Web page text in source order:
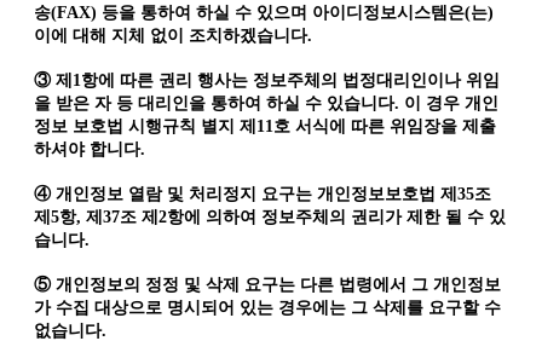
송(FAX) 등을 통하여 하실 수 있으며 아이디정보시스템은(는)
이에 대해 지체 없이 조치하겠습니다.
③ 제1항에 따른 권리 행사는 정보주체의 법정대리인이나 위임
을 받은 자 등 대리인을 통하여 하실 수 있습니다. 이 경우 개인
정보 보호법 시행규칙 별지 제11호 서식에 따른 위임장을 제출
하셔야 합니다.
④ 개인정보 열람 및 처리정지 요구는 개인정보보호법 제35조
제5항, 제37조 제2항에 의하여 정보주체의 권리가 제한 될 수 있
습니다.
⑤ 개인정보의 정정 및 삭제 요구는 다른 법령에서 그 개인정보
가 수집 대상으로 명시되어 있는 경우에는 그 삭제를 요구할 수
없습니다.